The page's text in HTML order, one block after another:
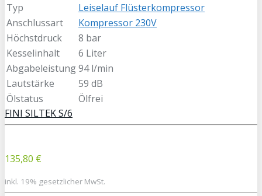
Typ
Leiselauf Flüsterkompressor
Anschlussart
Kompressor 230V
Höchstdruck
8 bar
Kesselinhalt
6 Liter
Abgabeleistung94 l/min
Lautstärke
59 dB
Ölstatus
Ölfrei
FINI SILTEK S/6
135,80 €
inkl. 19% gesetzlicher MwSt.